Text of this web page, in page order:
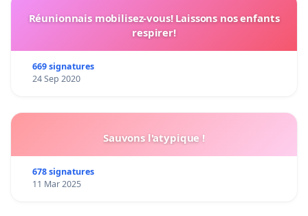
Réunionnais mobilisez-vous! Laissons nos enfants
respirer!
669 signatures
24 Sep 2020
Sauvons l'atypique !
678 signatures
11 Mar 2025